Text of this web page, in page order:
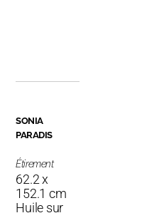
SONIA
PARADIS
Étirement
62.2 x
152.1 cm
Huile sur